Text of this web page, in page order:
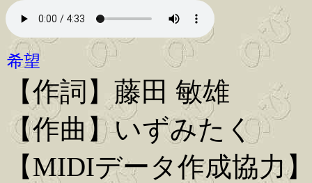
希望
【作詞】藤田 敏雄
【作曲】いずみたく
【MIDIデータ作成協力